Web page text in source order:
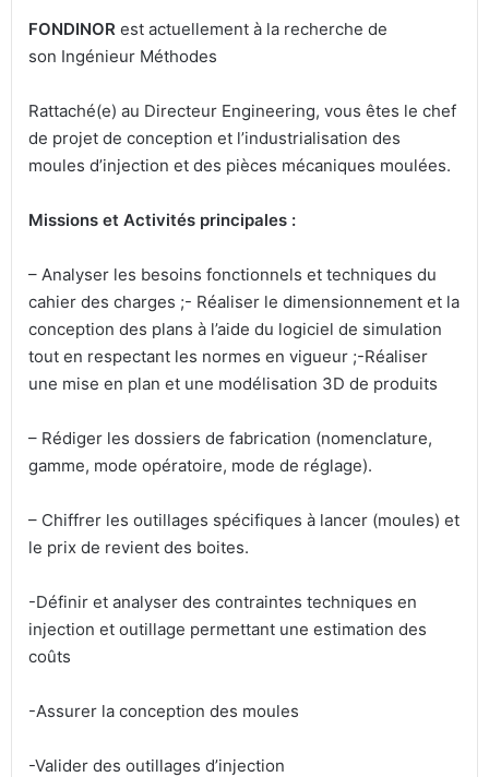
FONDINOR est actuellement à la recherche de
son Ingénieur Méthodes
Rattaché(e) au Directeur Engineering, vous êtes le chef
de projet de conception et l’industrialisation des
moules d’injection et des pièces mécaniques moulées.
Missions et Activités principales :
– Analyser les besoins fonctionnels et techniques du
cahier des charges ;- Réaliser le dimensionnement et la
conception des plans à l’aide du logiciel de simulation
tout en respectant les normes en vigueur ;-Réaliser
une mise en plan et une modélisation 3D de produits
– Rédiger les dossiers de fabrication (nomenclature,
gamme, mode opératoire, mode de réglage).
– Chiffrer les outillages spécifiques à lancer (moules) et
le prix de revient des boites.
-Définir et analyser des contraintes techniques en
injection et outillage permettant une estimation des
coûts
-Assurer la conception des moules
-Valider des outillages d’injection